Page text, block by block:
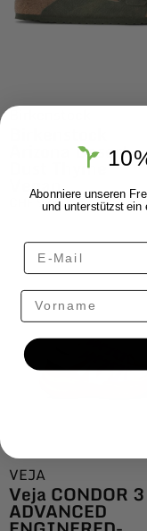
Birkenstock
Arizona Desert
Dust Thyme
Vegan
CHF99.00
VEJA
Veja CONDOR 3
ADVANCED
Abonniere unseren
und unterstützst ein
Vorname